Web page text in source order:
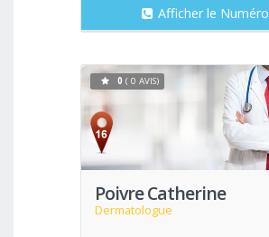
Afficher le Numéro
Poivre Catherine
Dermatologue
0 ( 0 AVIS)